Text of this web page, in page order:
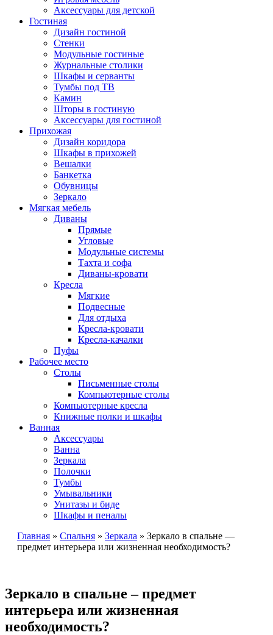
Аксессуары для детской
Гостиная
Дизайн гостиной
Стенки
Модульные гостиные
Журнальные столики
Шкафы и серванты
Тумбы под ТВ
Камин
Шторы в гостиную
Аксессуары для гостиной
Прихожая
Дизайн коридора
Шкафы в прихожей
Вешалки
Банкетка
Обувницы
Зеркало
Мягкая мебель
Диваны
Прямые
Угловые
Модульные системы
Тахта и софа
Диваны-кровати
Кресла
Мягкие
Подвесные
Для отдыха
Кресла-кровати
Кресла-качалки
Пуфы
Рабочее место
Столы
Письменные столы
Компьютерные столы
Компьютерные кресла
Книжные полки и шкафы
Ванная
Аксессуары
Ванна
Зеркала
Полочки
Тумбы
Умывальники
Унитазы и биде
Шкафы и пеналы
Главная » Спальня » Зеркала » Зеркало в спальне —
предмет интерьера или жизненная необходимость?
Зеркало в спальне – предмет
интерьера или жизненная
необходимость?